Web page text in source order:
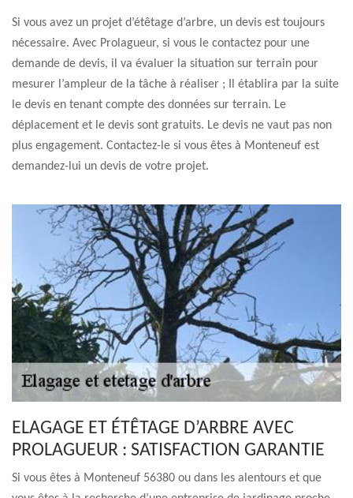
Si vous avez un projet d’étêtage d’arbre, un devis est toujours
nécessaire. Avec Prolagueur, si vous le contactez pour une
demande de devis, il va évaluer la situation sur terrain pour
mesurer l’ampleur de la tâche à réaliser ; Il établira par la suite
le devis en tenant compte des données sur terrain. Le
déplacement et le devis sont gratuits. Le devis ne vaut pas non
plus engagement. Contactez-le si vous êtes à Monteneuf est
demandez-lui un devis de votre projet.
ELAGAGE ET ÉTÊTAGE D’ARBRE AVEC
PROLAGUEUR : SATISFACTION GARANTIE
Si vous êtes à Monteneuf 56380 ou dans les alentours et que